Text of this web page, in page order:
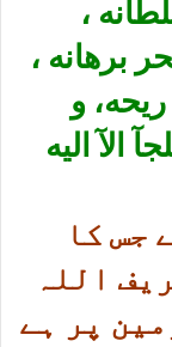
،
برهانه ،
و
الآ اليه
جس کا
اللہ
پر ہے